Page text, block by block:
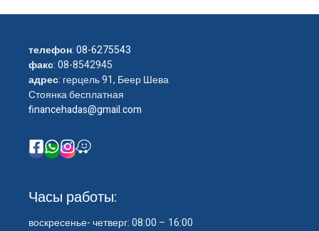
телефон:08-6275543
факс: 08-8542945
адрес: герцель 91, Беер Шева
Стоянка бесплатная
financehadas@gmail.com
Часы работы:
воскресенье- четверг: 08:00 – 16:00